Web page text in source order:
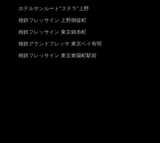
ホテルサンルート"ステラ"上野
相鉄フレッサイン 上野御徒町
相鉄フレッサイン 東京錦糸町
相鉄グランドフレッサ 東京ベイ有明
相鉄フレッサイン 東京東陽町駅前